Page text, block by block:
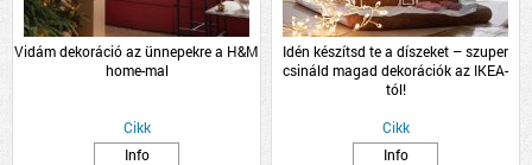
Vidám dekoráció az ünnepekre a H&M
home-mal
Cikk
Info
Idén készítsd te a díszeket – szuper
csináld magad dekorációk az IKEA-
tól!
Cikk
Info